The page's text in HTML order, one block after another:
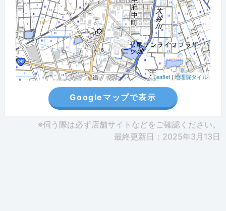
Leaflet|地理院タイル
Googleマップで表示
※伺う際は必ず店舗サイトなどをご確認ください。
最終更新日：2025年3月13日